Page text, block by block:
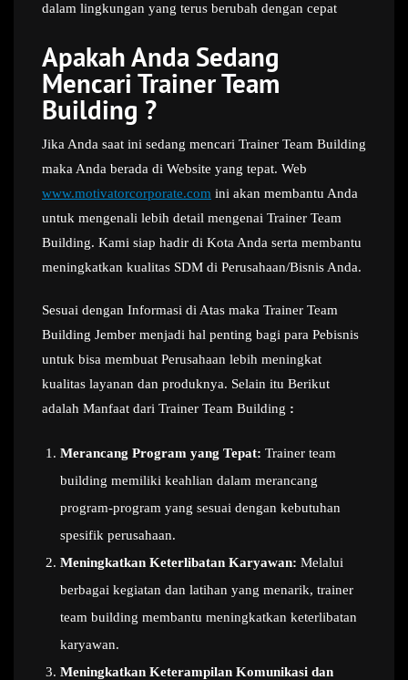
dalam lingkungan yang terus berubah dengan cepat
Apakah Anda Sedang
Mencari Trainer Team
Building ?
Jika Anda saat ini sedang mencari Trainer Team Building
maka Anda berada di Website yang tepat. Web
www.motivatorcorporate.com ini akan membantu Anda
untuk mengenali lebih detail mengenai Trainer Team
Building. Kami siap hadir di Kota Anda serta membantu
meningkatkan kualitas SDM di Perusahaan/Bisnis Anda.
Sesuai dengan Informasi di Atas maka Trainer Team
Building Jember menjadi hal penting bagi para Pebisnis
untuk bisa membuat Perusahaan lebih meningkat
kualitas layanan dan produknya. Selain itu Berikut
adalah Manfaat dari Trainer Team Building :
Merancang Program yang Tepat: Trainer team
building memiliki keahlian dalam merancang
program-program yang sesuai dengan kebutuhan
spesifik perusahaan.
Meningkatkan Keterlibatan Karyawan: Melalui
berbagai kegiatan dan latihan yang menarik, trainer
team building membantu meningkatkan keterlibatan
karyawan.
Meningkatkan Keterampilan Komunikasi dan